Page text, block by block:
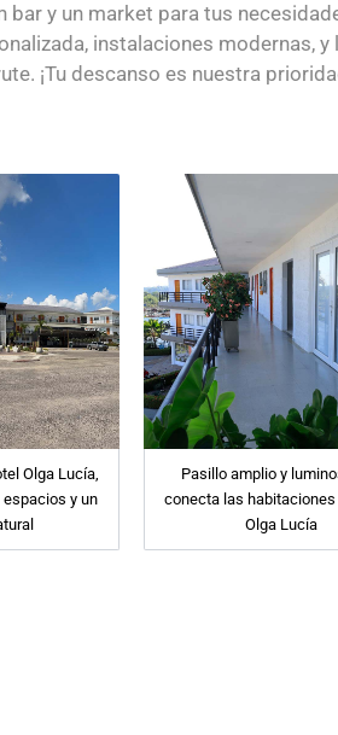
y un market para tus
instalaciones modernas,
¡Tu descanso es nuestra
Olga Lucía,
y un
Pasillo amplio y
conecta las habitaciones
Olga Lucía